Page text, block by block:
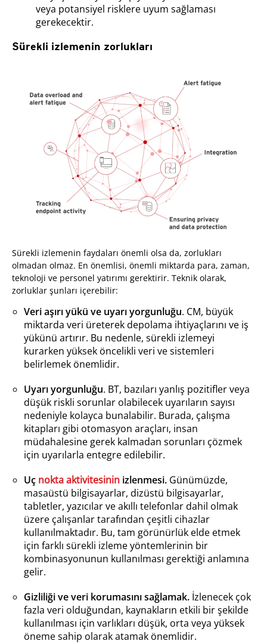
veya potansiyel risklere uyum sağlaması
gerekecektir.
Sürekli izlemenin zorlukları
Sürekli izlemenin faydaları önemli olsa da, zorlukları
olmadan olmaz. En önemlisi, önemli miktarda para, zaman,
teknoloji ve personel yatırımı gerektirir. Teknik olarak,
zorluklar şunları içerebilir:
Veri aşırı yükü ve uyarı yorgunluğu. CM, büyük
miktarda veri üreterek depolama ihtiyaçlarını ve iş
yükünü artırır. Bu nedenle, sürekli izlemeyi
kurarken yüksek öncelikli veri ve sistemleri
belirlemek önemlidir.
Uyarı yorgunluğu. BT, bazıları yanlış pozitifler veya
düşük riskli sorunlar olabilecek uyarıların sayısı
nedeniyle kolayca bunalabilir. Burada, çalışma
kitapları gibi otomasyon araçları, insan
müdahalesine gerek kalmadan sorunları çözmek
için uyarılarla entegre edilebilir.
Uç nokta aktivitesinin izlenmesi. Günümüzde,
masaüstü bilgisayarlar, dizüstü bilgisayarlar,
tabletler, yazıcılar ve akıllı telefonlar dahil olmak
üzere çalışanlar tarafından çeşitli cihazlar
kullanılmaktadır. Bu, tam görünürlük elde etmek
için farklı sürekli izleme yöntemlerinin bir
kombinasyonunun kullanılması gerektiği anlamına
gelir.
Gizliliği ve veri korumasını sağlamak. İzlenecek çok
fazla veri olduğundan, kaynakların etkili bir şekilde
kullanılması için varlıkları düşük, orta veya yüksek
öneme sahip olarak atamak önemlidir.